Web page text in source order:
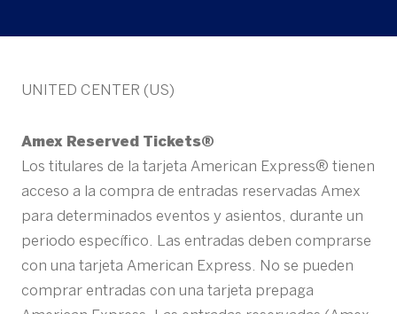
UNITED CENTER (US)
Amex Reserved Tickets®
Los titulares de la tarjeta American Express® tienen
acceso a la compra de entradas reservadas Amex
para determinados eventos y asientos, durante un
periodo específico. Las entradas deben comprarse
con una tarjeta American Express. No se pueden
comprar entradas con una tarjeta prepaga